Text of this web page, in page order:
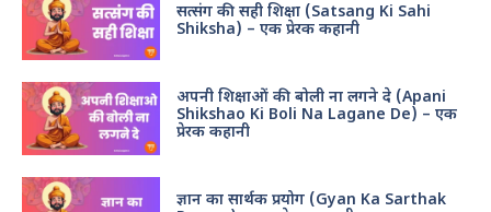
सत्संग की सही शिक्षा (Satsang Ki Sahi
Shiksha) – एक प्रेरक कहानी
अपनी शिक्षाओं की बोली ना लगने दे (Apani
Shikshao Ki Boli Na Lagane De) – एक
प्रेरक कहानी
ज्ञान का सार्थक प्रयोग (Gyan Ka Sarthak